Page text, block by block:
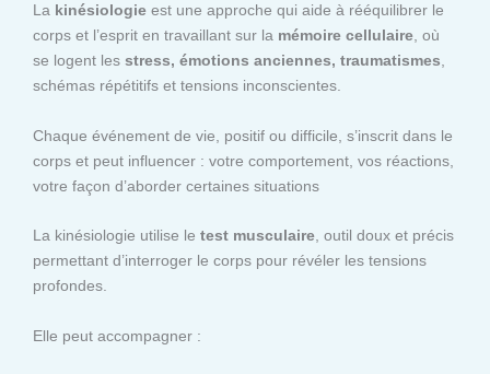
La kinésiologie est une approche qui aide à rééquilibrer le
corps et l’esprit en travaillant sur la mémoire cellulaire, où
se logent les stress, émotions anciennes, traumatismes,
schémas répétitifs et tensions inconscientes.
Chaque événement de vie, positif ou difficile, s’inscrit dans le
corps et peut influencer : votre comportement, vos réactions,
votre façon d’aborder certaines situations
La kinésiologie utilise le test musculaire, outil doux et précis
permettant d’interroger le corps pour révéler les tensions
profondes.
Elle peut accompagner :